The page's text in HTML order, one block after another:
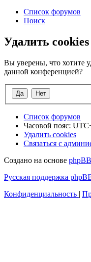
Список форумов
Поиск
Удалить cookies
Вы уверены, что хотите
данной конференцией?
Список форумов
Часовой пояс:
Удалить cookies
Связаться с
Создано на основе phpBB
Русская поддержка
Конфиденциальность |